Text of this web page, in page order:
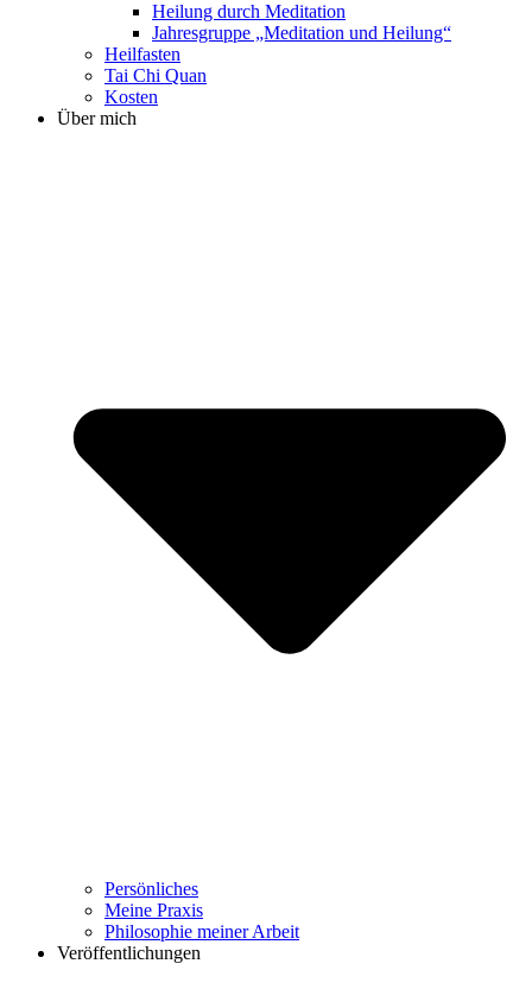
Heilung durch Meditation
Jahresgruppe „Meditation und Heilung“
Heilfasten
Tai Chi Quan
Kosten
Über mich
Persönliches
Meine Praxis
Philosophie meiner Arbeit
Veröffentlichungen